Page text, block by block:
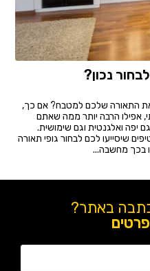
נכון?
התאורה שלכם למטבח? אם כך,
אפילו הרבה יותר ממה שאתם
יפה ואלגנטית וגם שימושית.
שיסייעו לכם לבחור גופי תאורה
בכך מחשבה...
באתר?